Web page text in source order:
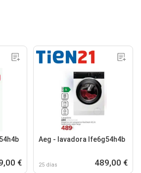
€
Aeg - lavadora lfe6g54h4b
25 días 489,00 €